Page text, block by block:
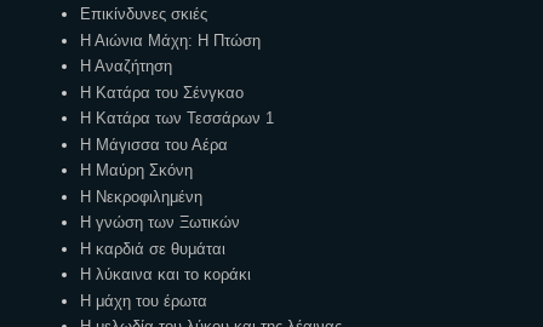
Επικίνδυνες σκιές
Η Αιώνια Μάχη: Η Πτώση
Η Αναζήτηση
Η Κατάρα του Σένγκαο
Η Κατάρα των Τεσσάρων 1
Η Μάγισσα του Αέρα
Η Μαύρη Σκόνη
Η Νεκροφιλημένη
Η γνώση των Ξωτικών
Η καρδιά σε θυμάται
Η λύκαινα και το κοράκι
Η μάχη του έρωτα